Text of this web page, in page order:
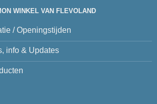
WINKEL VAN FLEVOLAND
/ Openingstijden
info & Updates